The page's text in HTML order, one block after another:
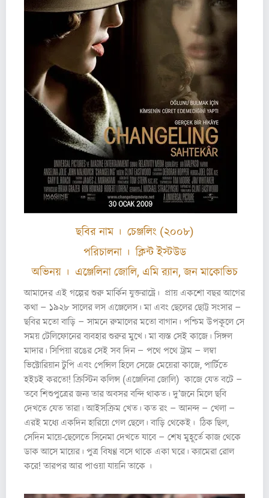
ছবির নাম । চেঞ্জলিং (২০০৮)
পরিচালনা । ক্লিন্ট ইস্টউড
অভিনয় । এঞ্জেলিনা জোলি, এমি র‍্যান, জন মাকোভিচ
আমাদের এই গল্পের শুরু মার্কিন যুক্তরাষ্ট্রে। প্রায় একশো বছর আগের
কথা – ১৯২৮ সালের লস এঞ্জেলেস। মা এবং ছেলের ছোট্ট সংসার –
ছবির মতো বাড়ি – সামনে রুমালের মতো বাগান। পশ্চিম উপকূলে সে
সময় টেলিফোনের ব্যবহার শুরুর মুখে। মা ব্যস্ত সেই কাজে। সিঙ্গল
মাদার। সিপিয়া রঙের সেই সব দিন – পথে পথে ট্রাম – লম্বা
ভিক্টোরিয়ান টুপি এবং পেন্সিল হিলে সেজে মেয়েরা কাজে, পার্টিতে
হইচই করতো! ক্রিস্টিন কলিন্স (এঞ্জেলিনা জোলি) কাজে যেত বটে –
তবে শিশুপুত্রের জন্য তার অবসর বন্দি থাকত। দু’জনে মিলে ছবি
দেখতে যেত তারা। আইসক্রিম খেত। কত রং – আনন্দ – খেলা –
এরই মধ্যে একদিন হারিয়ে গেল ছেলে। বাড়ি থেকেই। ঠিক ছিল,
সেদিন মায়ে-ছেলেতে সিনেমা দেখতে যাবে – শেষ মুহূর্তে কাজ থেকে
ডাক আসে মায়ের। পুত্র বিষণ্ণ বসে থাকে একা ঘরে। ক্যামেরা রোল
করে! তারপর আর পাওয়া যায়নি তাকে ।